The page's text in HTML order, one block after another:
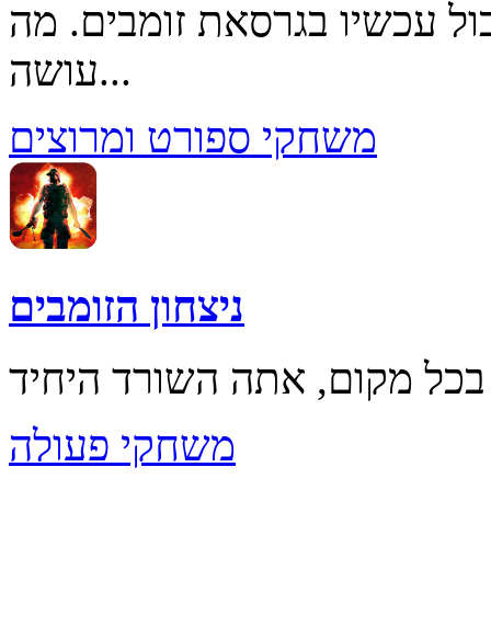
עכשיו בגרסאת זומבים. מה
עושה...
משחקי ספורט ומרוצים
ניצחון הזומבים
משחקי פעולה